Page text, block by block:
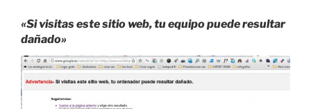
«Si visitas este sitio web, tu equipo puede resultar
dañado»